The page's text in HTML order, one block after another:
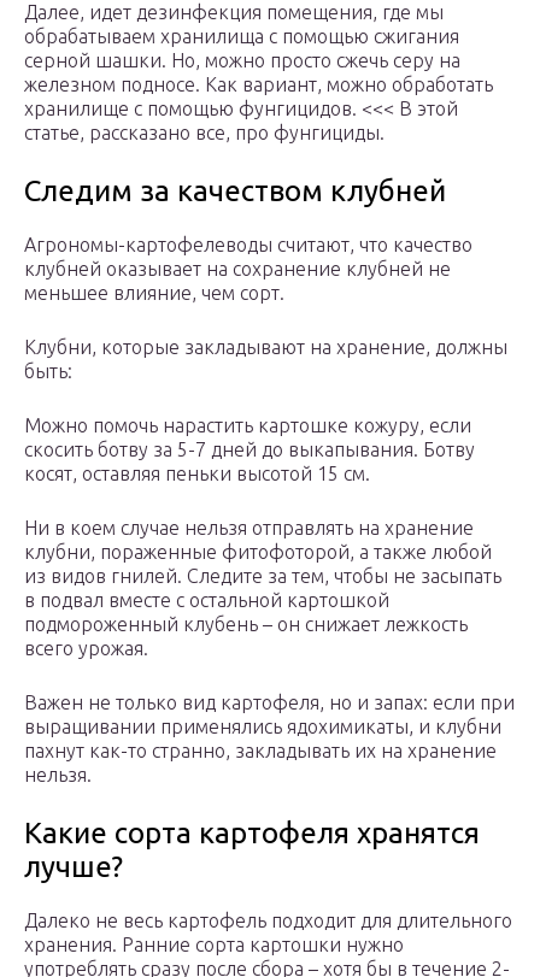
Далее, идет дезинфекция помещения, где мы
обрабатываем хранилища с помощью сжигания
серной шашки. Но, можно просто сжечь серу на
железном подносе. Как вариант, можно обработать
хранилище с помощью фунгицидов. <<< В этой
статье, рассказано все, про фунгициды.
Следим за качеством клубней
Агрономы-картофелеводы считают, что качество
клубней оказывает на сохранение клубней не
меньшее влияние, чем сорт.
Клубни, которые закладывают на хранение, должны
быть:
Можно помочь нарастить картошке кожуру, если
скосить ботву за 5-7 дней до выкапывания. Ботву
косят, оставляя пеньки высотой 15 см.
Ни в коем случае нельзя отправлять на хранение
клубни, пораженные фитофоторой, а также любой
из видов гнилей. Следите за тем, чтобы не засыпать
в подвал вместе с остальной картошкой
подмороженный клубень – он снижает лежкость
всего урожая.
Важен не только вид картофеля, но и запах: если при
выращивании применялись ядохимикаты, и клубни
пахнут как-то странно, закладывать их на хранение
нельзя.
Какие сорта картофеля хранятся
лучше?
Далеко не весь картофель подходит для длительного
хранения. Ранние сорта картошки нужно
употреблять сразу после сбора – хотя бы в течение 2-